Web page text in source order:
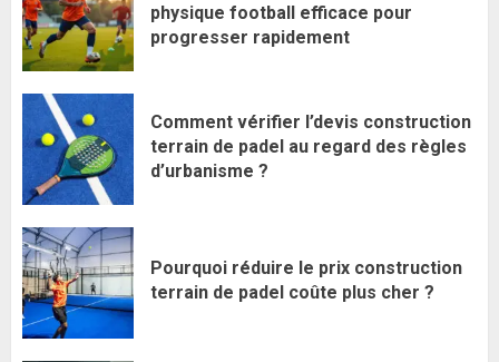
physique football efficace pour
progresser rapidement
Comment vérifier l’devis construction
terrain de padel au regard des règles
d’urbanisme ?
Pourquoi réduire le prix construction
terrain de padel coûte plus cher ?